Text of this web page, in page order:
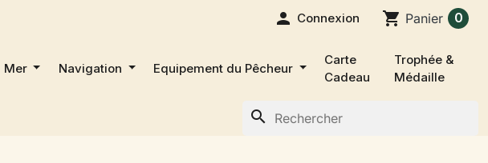
 Connexion shopping_cart Panier 0
Mer Navigation Equipement du Pêcheur
Carte
Cadeau
Trophée &
Médaille
search